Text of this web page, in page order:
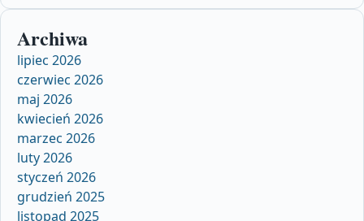
Archiwa
lipiec 2026
czerwiec 2026
maj 2026
kwiecień 2026
marzec 2026
luty 2026
styczeń 2026
grudzień 2025
listopad 2025